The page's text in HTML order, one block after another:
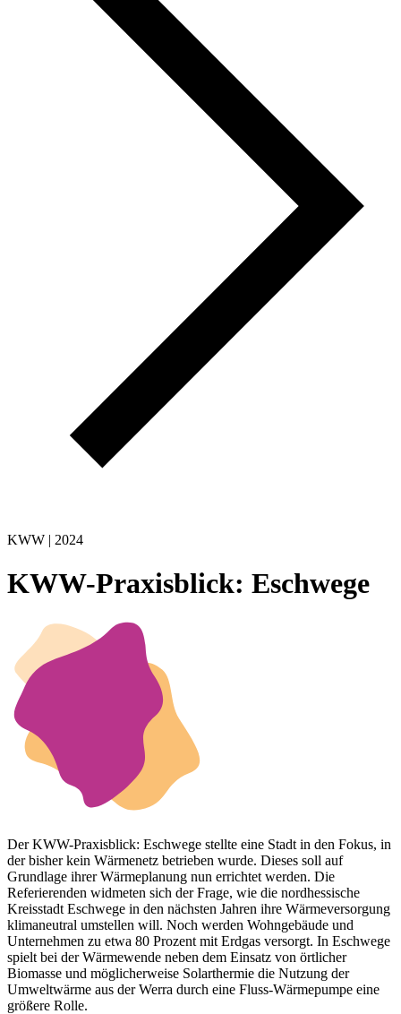
KWW | 2024
KWW-Praxisblick: Eschwege
Der KWW-Praxisblick: Eschwege stellte eine Stadt in den Fokus, in
der bisher kein Wärmenetz betrieben wurde. Dieses soll auf
Grundlage ihrer Wärmeplanung nun errichtet werden. Die
Referierenden widmeten sich der Frage, wie die nordhessische
Kreisstadt Eschwege in den nächsten Jahren ihre Wärmeversorgung
klimaneutral umstellen will. Noch werden Wohngebäude und
Unternehmen zu etwa 80 Prozent mit Erdgas versorgt. In Eschwege
spielt bei der Wärmewende neben dem Einsatz von örtlicher
Biomasse und möglicherweise Solarthermie die Nutzung der
Umweltwärme aus der Werra durch eine Fluss-Wärmepumpe eine
größere Rolle.